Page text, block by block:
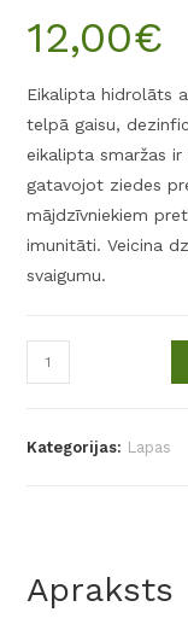
12,00€
Eikalipta hidrolāts
telpā gaisu,
eikalipta smaržas
gatavojot ziedes
mājdzīvniekiem
imunitāti. Veicina
svaigumu.
Kategorijas: Lapas
Apraksts